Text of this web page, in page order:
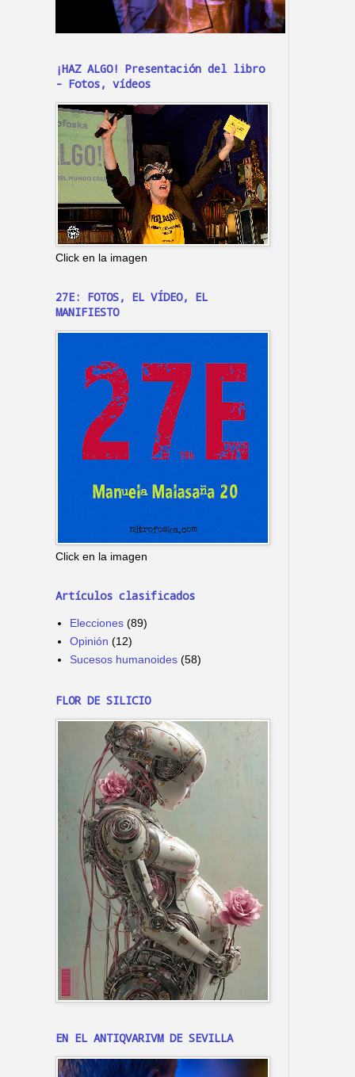
¡HAZ ALGO! Presentación del libro
- Fotos, vídeos
Click en la imagen
27E: FOTOS, EL VÍDEO, EL
MANIFIESTO
Click en la imagen
Artículos clasificados
Elecciones (89)
Opinión (12)
Sucesos humanoides (58)
FLOR DE SILICIO
EN EL ANTIQVARIVM DE SEVILLA